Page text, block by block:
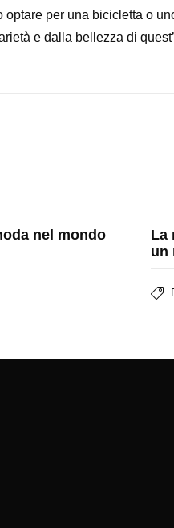
per una bicicletta o
e dalla bellezza di
nel mondo
La
un